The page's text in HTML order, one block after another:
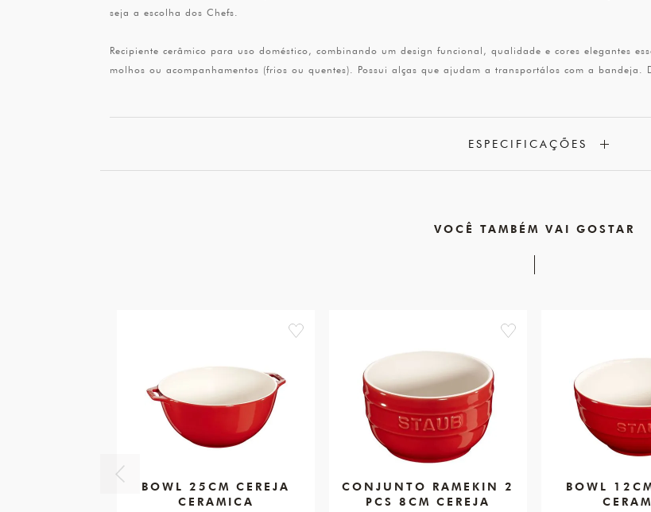
seja a escolha dos Chefs.
Recipiente cerâmico para uso doméstico, combinando um design funcional, qualidade e cores elegantes
molhos ou acompanhamentos (frios ou quentes). Possui alças que ajudam a transportálos com a bandeja.
ESPECIFICAÇÕES
VOCÊ TAMBÉM VAI GOSTAR
favorite
BOWL 25CM CEREJA
CERAMICA
favorite
CONJUNTO RAMEKIN 2
PCS 8CM CEREJA
BOWL